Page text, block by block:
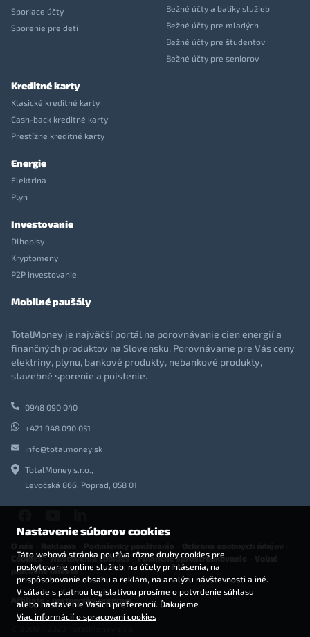
Sporiace účty
Sporenie pre deti
Bežné účty a balíky služieb
Bežné účty pre mladých
Bežné účty pre študentov
Bežné účty pre seniorov
Kreditné karty
Klasické kreditné karty
Cash-back kreditné karty
Prestížne kreditné karty
Energie
Elektrina
Plyn
Investovanie
Dlhopisy
Kryptomeny
P2P investovanie
Mobilné paušály
TotalMoney je najväčší portál na porovnávanie cien energií a
finančných produktov na Slovensku. Porovnávame pre Vás ceny
elektriny, plynu, bankové produkty, nebankové produkty,
stavebné sporenie a poistenie.
0948 090 040
+421 948 090 051
info@totalmoney.sk
TotalMoney s.r.o.,
Levočská 866, Poprad, 058 01
Cookies-Nastavenia cookies -Finančné sprostredkovanie
pracovné miesta
Affiliate - partnerský program
Nastavenie súborov cookies
Táto webová stránka používa rôzne druhy cookies pre
poskytovanie online služieb, na účely prihlásenia, na
prispôsobovanie obsahu a reklám, na analýzu návštevnosti a iné.
V súlade s platnou legislatívou prosíme o potvrdenie súhlasu
alebo nastavenie Vašich preferencií. Ďakujeme
Viac informácií o spracovaní cookies